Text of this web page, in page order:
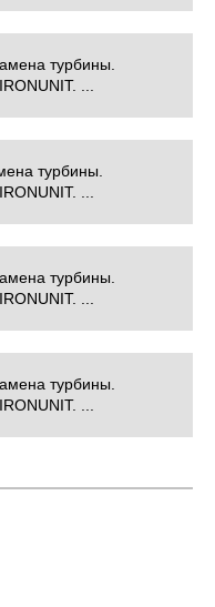
турбины.
...
турбины.
...
турбины.
...
турбины.
...